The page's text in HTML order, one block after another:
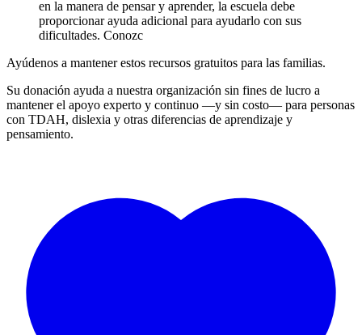
en la manera de pensar y aprender, la escuela debe
proporcionar ayuda adicional para ayudarlo con sus
dificultades. Conozc
Ayúdenos a mantener estos recursos gratuitos para las familias.
Su donación ayuda a nuestra organización sin fines de lucro a
mantener el apoyo experto y continuo —y sin costo— para personas
con TDAH, dislexia y otras diferencias de aprendizaje y
pensamiento.